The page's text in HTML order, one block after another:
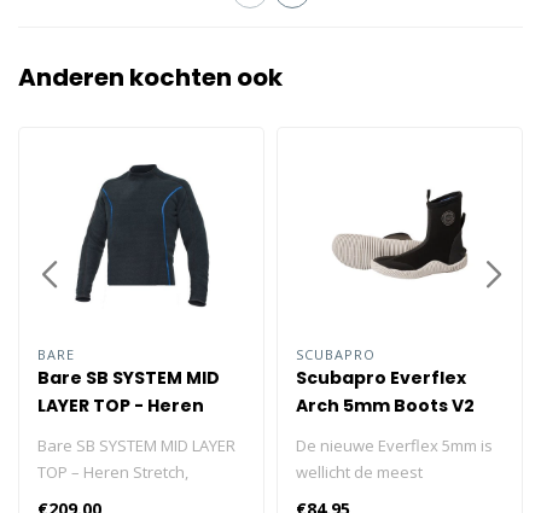
Anderen kochten ook
BARE
Bare SB SYSTEM MID
LAYER TOP - Heren
Bare SB SYSTEM MID LAYER
TOP – Heren Stretch,
ademend en drukvaste
SCUBAPRO
Scubapro Everflex
Arch 5mm Boots V2
De nieuwe Everflex 5mm is
wellicht de meest
comfortabele duikschoen